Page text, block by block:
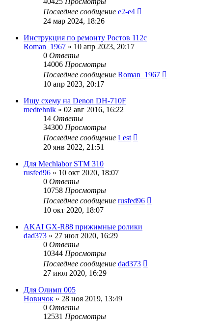
Последнее сообщение e2-e4
24 мар 2024, 18:26
Инструкция по ремонту Ростов 112с
Roman_1967 » 10 апр 2023, 20:17
0 Ответы
14006 Просмотры
Последнее сообщение Roman_1967
10 апр 2023, 20:17
Ищу схему на Denon DH-710F
medtehnik » 02 авг 2016, 16:22
14 Ответы
34300 Просмотры
Последнее сообщение Lest
20 янв 2022, 21:51
Для Mechlabor STM 310
rusfed96 » 10 окт 2020, 18:07
0 Ответы
10758 Просмотры
Последнее сообщение rusfed96
10 окт 2020, 18:07
AKAI GX-R88 прижимные ролики
dad373 » 27 июл 2020, 16:29
0 Ответы
10344 Просмотры
Последнее сообщение dad373
27 июл 2020, 16:29
Для Олимп 005
Новичок » 28 ноя 2019, 13:49
0 Ответы
12531 Просмотры